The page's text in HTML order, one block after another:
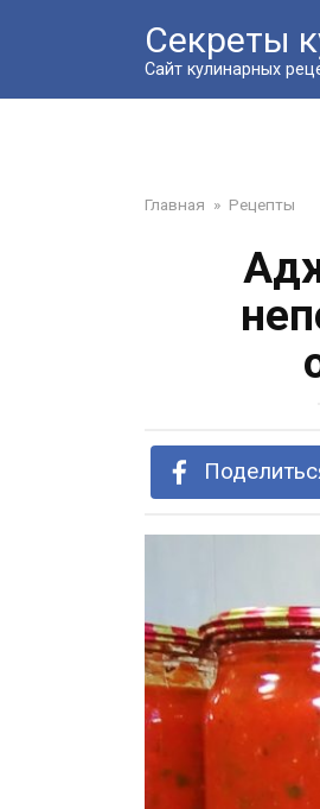
Секреты
Сайт кулинарных
Главная » Рецепты